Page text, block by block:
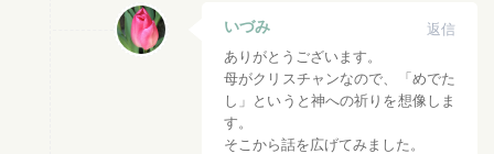
いづみ
返信
ありがとうございます。
母がクリスチャンなので、「めでた
し」というと神への祈りを想像しま
す。
そこから話を広げてみました。